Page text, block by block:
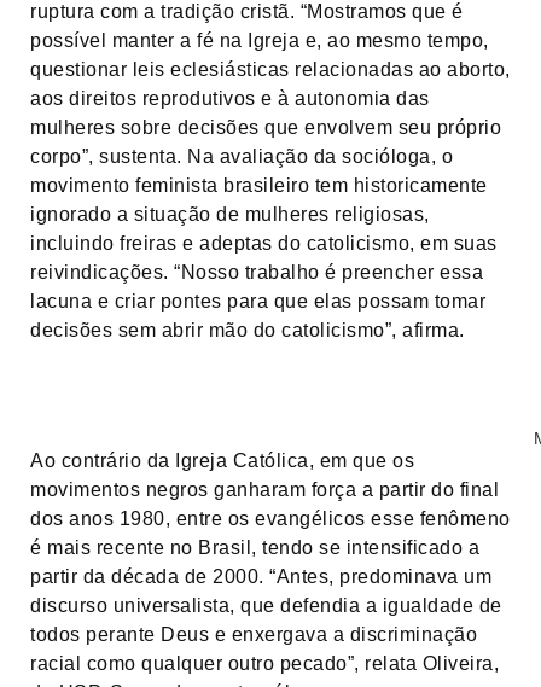
ruptura com a tradição cristã. “Mostramos que é
possível manter a fé na Igreja e, ao mesmo tempo,
questionar leis eclesiásticas relacionadas ao aborto,
aos direitos reprodutivos e à autonomia das
mulheres sobre decisões que envolvem seu próprio
corpo”, sustenta. Na avaliação da socióloga, o
movimento feminista brasileiro tem historicamente
ignorado a situação de mulheres religiosas,
incluindo freiras e adeptas do catolicismo, em suas
reivindicações. “Nosso trabalho é preencher essa
lacuna e criar pontes para que elas possam tomar
decisões sem abrir mão do catolicismo”, afirma.
Ao contrário da Igreja Católica, em que os
movimentos negros ganharam força a partir do final
dos anos 1980, entre os evangélicos esse fenômeno
é mais recente no Brasil, tendo se intensificado a
partir da década de 2000. “Antes, predominava um
discurso universalista, que defendia a igualdade de
todos perante Deus e enxergava a discriminação
racial como qualquer outro pecado”, relata Oliveira,